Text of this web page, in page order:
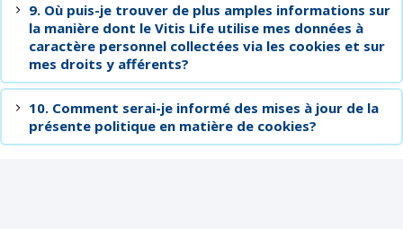
9. Où puis-je trouver de plus amples informations sur
la manière dont le Vitis Life utilise mes données à
caractère personnel collectées via les cookies et sur
mes droits y afférents?
10. Comment serai-je informé des mises à jour de la
présente politique en matière de cookies?